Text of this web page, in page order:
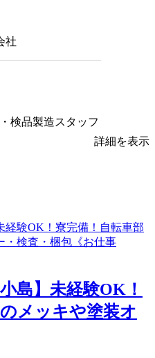
社
検品製造スタッフ
詳細を表示
島】未経験OK！
メッキや塗装オ